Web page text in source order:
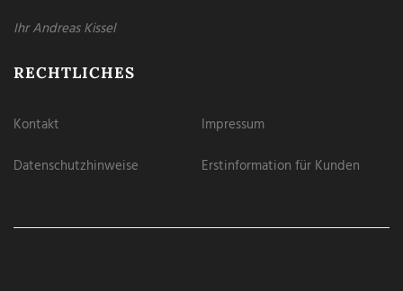
Ihr Andreas Kissel
RECHTLICHES
Kontakt
Impressum
Datenschutzhinweise
Erstinformation für Kunden